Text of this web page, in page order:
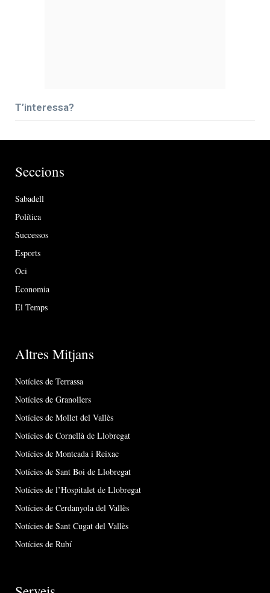
T’interessa?
Seccions
Sabadell
Política
Successos
Esports
Oci
Economia
El Temps
Altres Mitjans
Notícies de Terrassa
Notícies de Granollers
Notícies de Mollet del Vallès
Notícies de Cornellà de Llobregat
Notícies de Montcada i Reixac
Notícies de Sant Boi de Llobregat
Notícies de l’Hospitalet de Llobregat
Notícies de Cerdanyola del Vallès
Notícies de Sant Cugat del Vallès
Notícies de Rubí